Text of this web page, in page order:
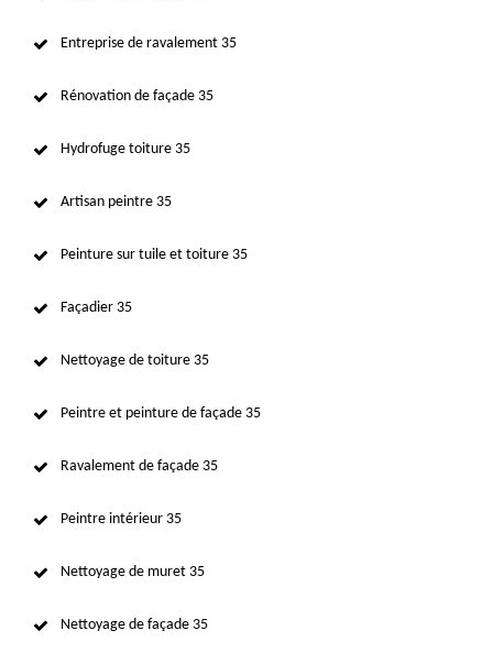
Entreprise de ravalement 35
Rénovation de façade 35
Hydrofuge toiture 35
Artisan peintre 35
Peinture sur tuile et toiture 35
Façadier 35
Nettoyage de toiture 35
Peintre et peinture de façade 35
Ravalement de façade 35
Peintre intérieur 35
Nettoyage de muret 35
Nettoyage de façade 35